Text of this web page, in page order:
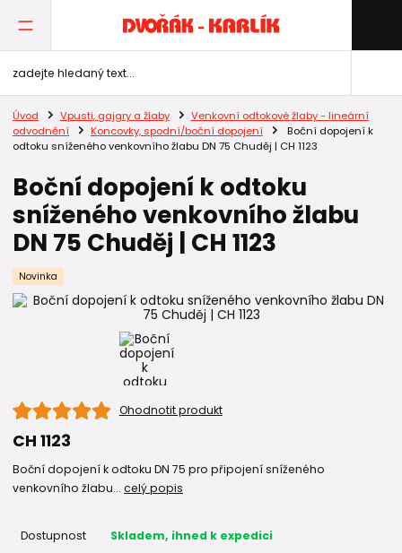
Úvod Vpusti, gajgry a žlaby
Venkovní odtokové žlaby - lineární
odvodnění
Koncovky, spodní/boční dopojení
Boční dopojení k
odtoku sníženého venkovního žlabu DN 75 Chuděj | CH 1123
Boční dopojení k odtoku
sníženého venkovního žlabu
DN 75 Chuděj | CH 1123
Novinka
Ohodnotit produkt
CH 1123
Boční dopojení k odtoku DN 75 pro připojení sníženého
venkovního žlabu... celý popis
Dostupnost Skladem, ihned k expedici